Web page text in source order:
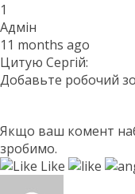
1
Адмін
11 months ago
Цитую Сергій:
Добавьте робочий
Якщо ваш комент
зробимо.
Like